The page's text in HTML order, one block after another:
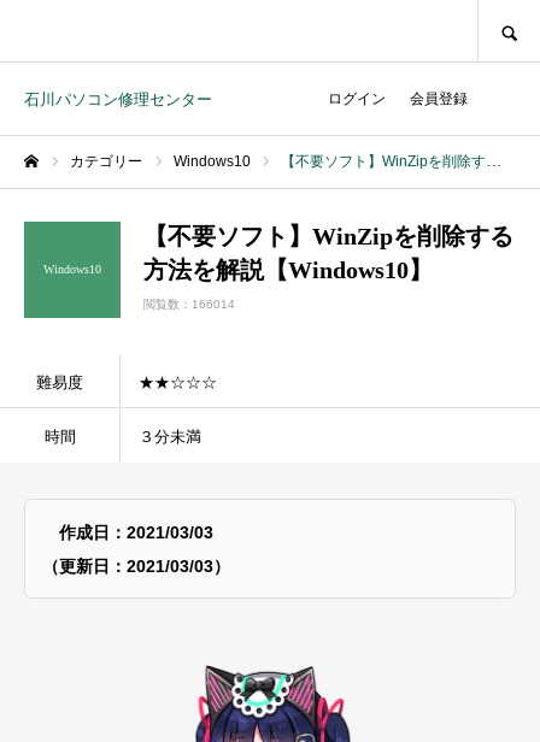
石川パソコン修理センター ログイン 会員登録
カテゴリー Windows10 【不要ソフト】WinZipを削除する方法を解説【Windows10】
Windows10
【不要ソフト】WinZipを削除する
方法を解説【Windows10】
閲覧数：166014
難易度 ★★☆☆☆
時間 ３分未満
作成日：2021/03/03
（更新日：2021/03/03）